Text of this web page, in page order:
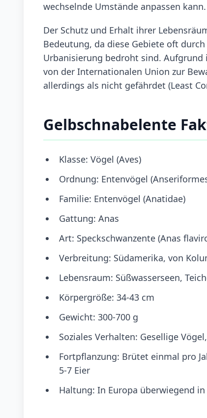
wechselnde Umstände anpassen kann.
Der Schutz und Erhalt ihrer
Bedeutung, da diese Gebiete oft
Urbanisierung bedroht sind.
von der Internationalen Union zur
allerdings als nicht gefährdet (Least
Gelbschnabelente
Klasse: Vögel (Aves)
Ordnung: Entenvögel
Familie: Entenvögel (Anatidae)
Gattung: Anas
Art: Speckschwanzente (Anas
Verbreitung: Südamerika, von
Lebensraum: Süßwasserseen,
Körpergröße: 34-43 cm
Gewicht: 300-700 g
Soziales Verhalten: Gesellige
Fortpflanzung: Brütet einmal pro
5-7 Eier
Haltung: In Europa überwiegend